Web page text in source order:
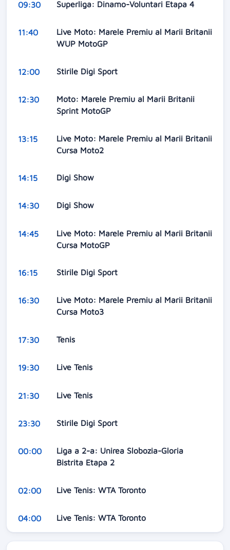
09:30 Superliga: Dinamo-Voluntari Etapa 4
11:40
Live Moto: Marele Premiu al Marii Britanii
WUP MotoGP
12:00 Stirile Digi Sport
12:30
Moto: Marele Premiu al Marii Britanii
Sprint MotoGP
13:15
Live Moto: Marele Premiu al Marii Britanii
Cursa Moto2
14:15 Digi Show
14:30 Digi Show
14:45
Live Moto: Marele Premiu al Marii Britanii
Cursa MotoGP
16:15 Stirile Digi Sport
16:30
Live Moto: Marele Premiu al Marii Britanii
Cursa Moto3
17:30 Tenis
19:30 Live Tenis
21:30 Live Tenis
23:30 Stirile Digi Sport
00:00
Liga a 2-a: Unirea Slobozia-Gloria
Bistrita Etapa 2
02:00 Live Tenis: WTA Toronto
04:00 Live Tenis: WTA Toronto